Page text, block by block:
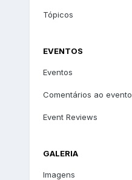
Tópicos
EVENTOS
Eventos
Comentários ao evento
Event Reviews
GALERIA
Imagens